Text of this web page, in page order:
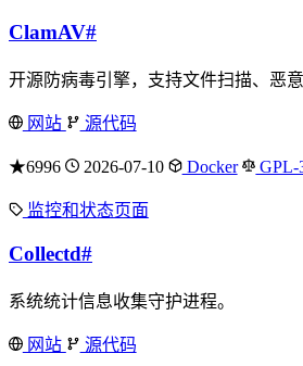
ClamAV#
开源防病毒引擎，支持文件扫描、恶
网站 源代码
★6996 2026-07-10 Docker GPL-
监控和状态页面
Collectd#
系统统计信息收集守护进程。
网站 源代码